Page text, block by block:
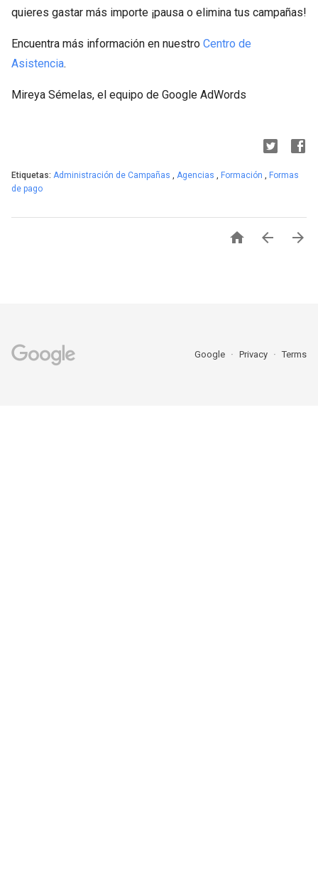
quieres gastar más importe ¡pausa o elimina tus campañas!
Encuentra más información en nuestro Centro de
Asistencia.
Mireya Sémelas, el equipo de Google AdWords
Etiquetas: Administración de Campañas , Agencias , Formación , Formas
de pago
  
Google Privacy Terms